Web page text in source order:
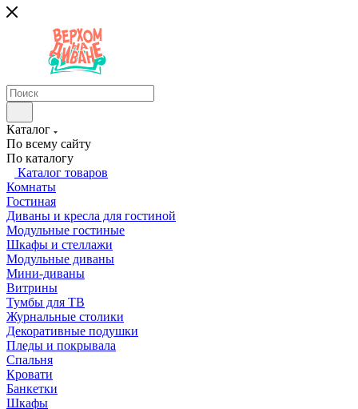
Каталог
По всему сайту
По каталогу
Каталог товаров
Комнаты
Гостиная
Диваны и кресла для гостиной
Модульные гостиные
Шкафы и стеллажи
Модульные диваны
Мини-диваны
Витрины
Тумбы для ТВ
Журнальные столики
Декоративные подушки
Пледы и покрывала
Спальня
Кровати
Банкетки
Шкафы